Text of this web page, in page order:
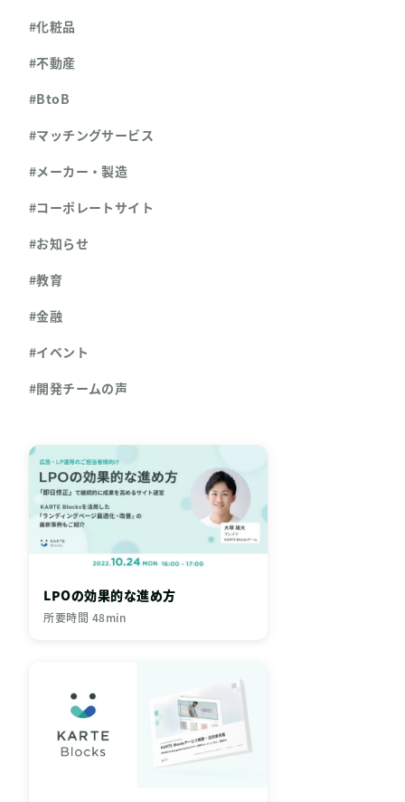
#化粧品
#不動産
#BtoB
#マッチングサービス
#メーカー・製造
#コーポレートサイト
#お知らせ
#教育
#金融
#イベント
#開発チームの声
LPOの効果的な進め方
所要時間 48min